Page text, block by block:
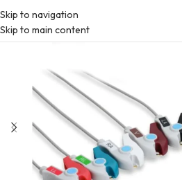
Skip to navigation
Skip to main content